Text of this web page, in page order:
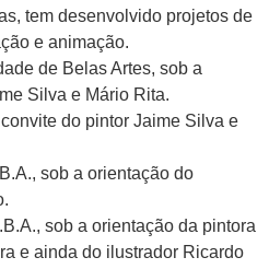
tem desenvolvido projetos de
e animação.
de Belas Artes, sob a
Silva e Mário Rita.
do pintor Jaime Silva e
sob a orientação do
sob a orientação da pintora
e ainda do ilustrador Ricardo